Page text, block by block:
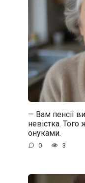
— Вам пенсії
невістка. Того
онуками.
0 3